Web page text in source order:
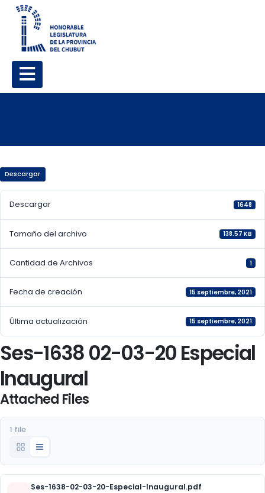
Descargar
Descargar 1648
Tamaño del archivo 138.57 KB
Cantidad de Archivos 1
Fecha de creación 15 septiembre, 2021
Última actualización 15 septiembre, 2021
Ses-1638 02-03-20 Especial
Inaugural
Attached Files
1 file
Ses-1638-02-03-20-Especial-Inaugural.pdf